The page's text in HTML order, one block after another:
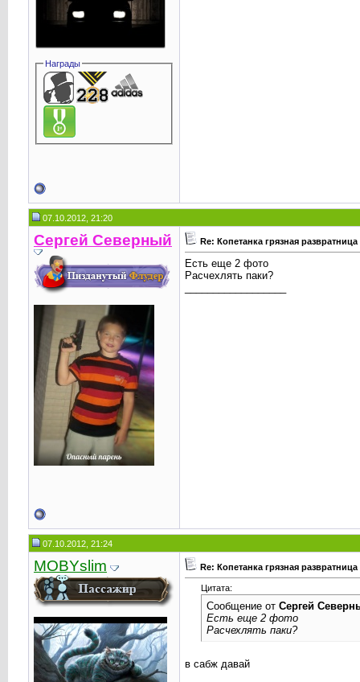
Награды
07.10.2012, 21:20
Сергей Северный Re: Копетанка грязная развратница
Есть еще 2 фото
Расчехлять паки?
07.10.2012, 21:24
MOBYslim Re: Копетанка грязная развратница
Цитата:
Сообщение от Сергей
Есть еще 2 фото
Расчехлять паки?
в сабж давай